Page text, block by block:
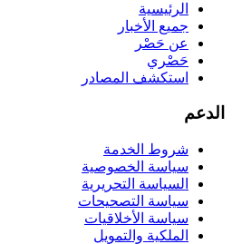
الرئيسية
جميع الأخبار
عن حَصْر
حَصْري
استكشف المصادر
الدعم
شروط الخدمة
سياسة الخصوصية
السياسة التحريرية
سياسة التصحيحات
سياسة الأخلاقيات
الملكية والتمويل